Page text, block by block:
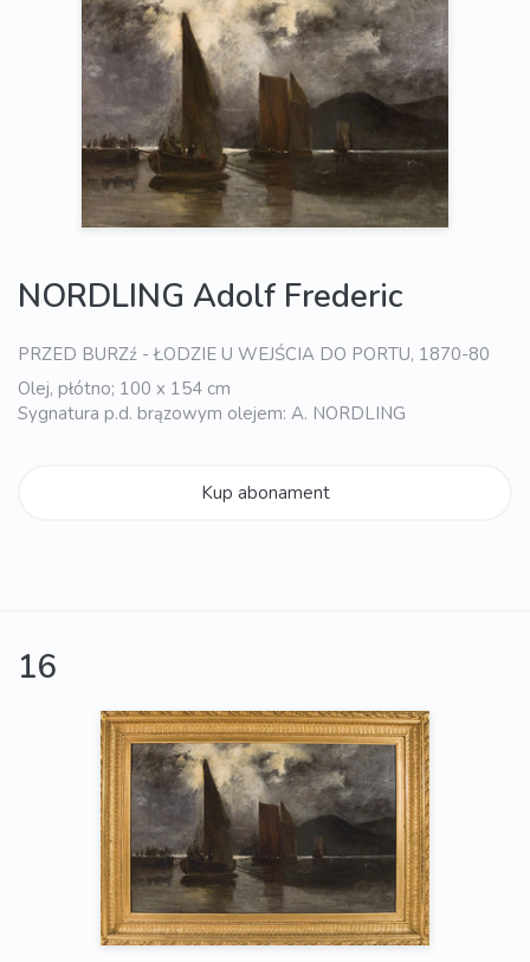
NORDLING Adolf Frederic
PRZED BURZź - ŁODZIE U WEJŚCIA DO PORTU, 1870-80
Olej, płótno; 100 x 154 cm
Sygnatura p.d. brązowym olejem: A. NORDLING
Kup abonament
16